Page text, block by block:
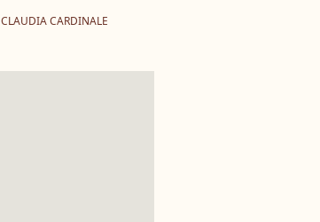
CARDINALE